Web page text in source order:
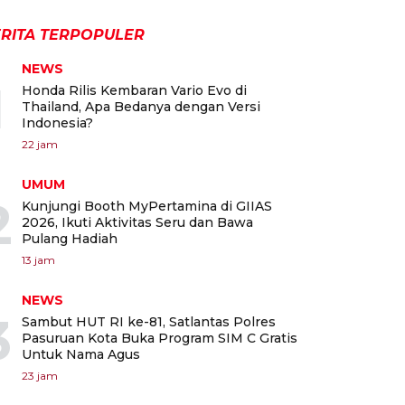
TERPOPULER
NEWS
Honda Rilis Kembaran Vario Evo di
Thailand, Apa Bedanya dengan Versi
Indonesia?
22 jam
UMUM
Kunjungi Booth MyPertamina di GIIAS
2026, Ikuti Aktivitas Seru dan Bawa
Pulang Hadiah
13 jam
NEWS
Sambut HUT RI ke-81, Satlantas Polres
Pasuruan Kota Buka Program SIM C Gratis
Untuk Nama Agus
23 jam